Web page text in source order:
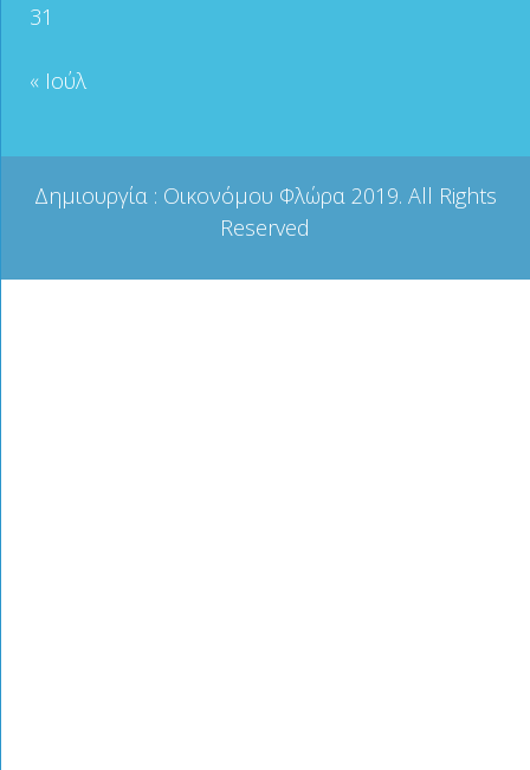
31
« Ιούλ
Δημιουργία : Οικονόμου Φλώρα 2019. All Rights
Reserved